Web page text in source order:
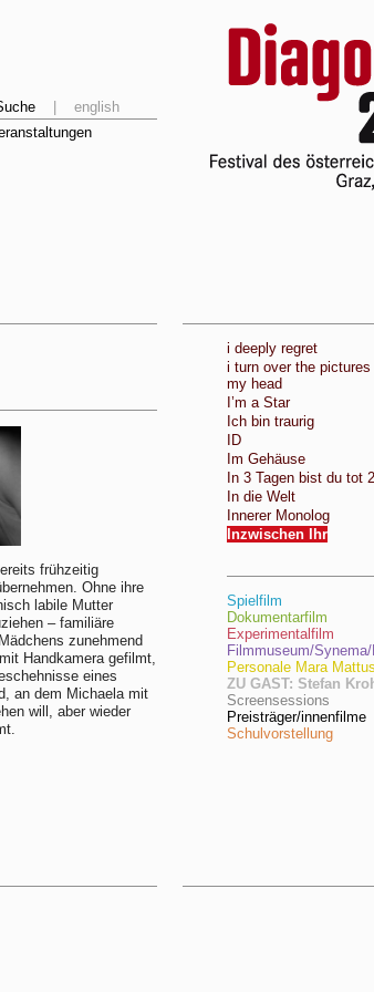
english
frühzeitig
Ohne ihre
labile Mutter
– familiäre
zunehmend
Handkamera gefilmt,
eines
an dem Michaela mit
will, aber wieder
i deeply regret
i turn over the
my head
I’m a Star
Ich bin traurig
ID
Im Gehäuse
In 3 Tagen bist du tot 2
In die Welt
Innerer Monolog
Inzwischen Ihr
Spielfilm
Dokumentarfilm
Experimentalfilm
Filmmuseum/
Personale Mara
ZU GAST: Stefan
Screensessions
Preisträger/innenfilme
Schulvorstellung